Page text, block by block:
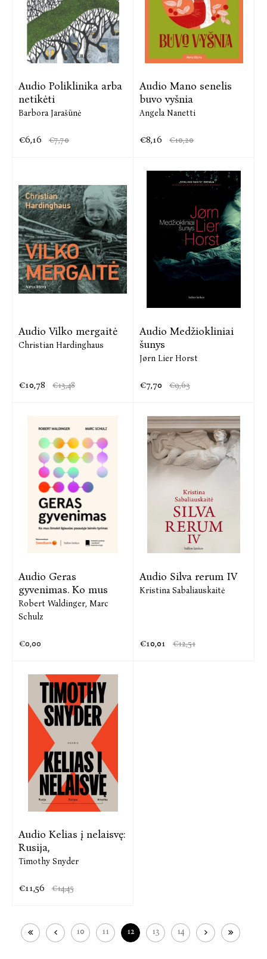
Audio Poliklinika arba
netikėti
Barbora Jarašūnė
€6,16 €7,70
Audio Mano senelis
buvo vyšnia
Angela Nanetti
€8,16 €10,20
Audio Vilko mergaitė
Christian Hardinghaus
€10,78 €13,48
Audio Medžiokliniai
šunys
Jørn Lier Horst
€7,70 €9,63
Audio Geras
gyvenimas. Ko mus
Robert Waldinger, Marc
Schulz
€0,00
Audio Silva rerum IV
Kristina Sabaliauskaitė
€10,01 €12,51
Audio Kelias į nelaisvę:
Rusija,
Timothy Snyder
€11,56 €14,45
10 11 12 13 14